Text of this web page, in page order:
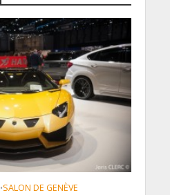
•SALON DE GENÈVE